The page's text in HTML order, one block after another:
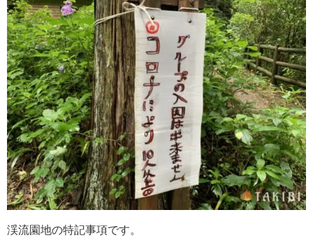
渓流園地の特記事項です。